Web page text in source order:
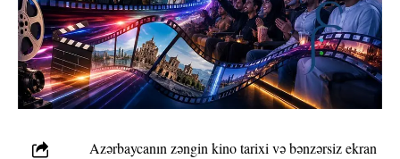
Azərbaycanın zəngin kino tarixi və bənzərsiz ekran